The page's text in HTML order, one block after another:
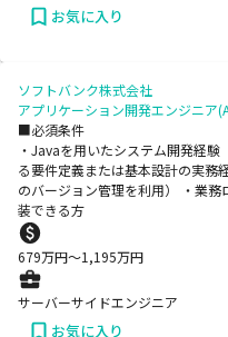
お気に入り
ソフトバンク株式会社
アプリケーション開発エンジニア
■必須条件
・Javaを用いたシステム開発経
る要件定義または基本設計の実務
のバージョン管理を利用） ・業
装できる方
679万円〜1,195万円
サーバーサイドエンジニア
お気に入り